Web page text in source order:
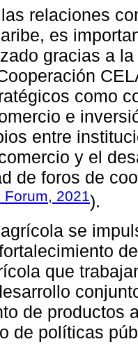
relaciones
es
gracias a
como
e
entre
y el
de foros de
Forum, 2021).
se
que
de productos
de políticas